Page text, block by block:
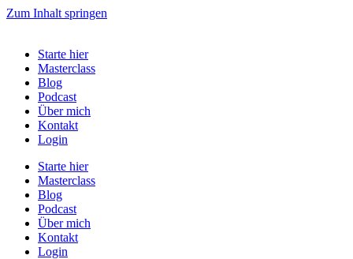
Zum Inhalt springen
Starte hier
Masterclass
Blog
Podcast
Über mich
Kontakt
Login
Starte hier
Masterclass
Blog
Podcast
Über mich
Kontakt
Login